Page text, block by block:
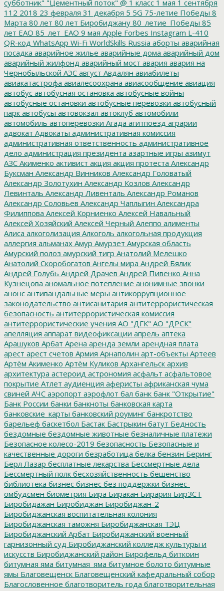
субботник" "Цементный поток" @ 1 класс 1 мая 1 сентября
112 2018 23 февраля 31 декабря 5 5G 75-летие Победы 8
Марта 80 лет 80 лет Биробиджану 80_летие_Победы 85
лет ЕАО 85_лет_ЕАО 9 мая Apple Forbes Instagram L-410
QR-код WhatsApp Wi-Fi WorldSkills Russia аборты аварийная
посадка аварийное жилье аварийные дома аварийный дом
аварийный жилфонд аварийный мост авария авария на
Чернобыльской АЭС август Авдалян авиабилеты
авиакатастрофа авиалесоохрана авиасообщение авиация
автобус автобусная остановка автобусные войны
автобусные остановки автобусные перевозки автобусный
парк автобусы автовокзал автоклуб автомобили
автомобиль автоперевозки Агада агитпоезд аграрии
адвокат Адвокаты административная комиссия
административная ответственность административное
дело администрация президента азартные игры азимут
АЗС Акименко активист акция акция протеста Александр
Буксман Александр Винников Александр Головатый
Александр Золотухин Александр Козлов Александр
Левинталь Александр Ливенталь Александр Романов
Александр Соловьев Александр Чаплыгин Александра
Филиппова Алексей Корниенко Алексей Навальный
Алексей Хозяйский Алексей Черный Алеппо алименты
Алиса алкоголизация Алкоголь алкогольная продукция
аллергия альманах Амур Амурзет Амурская область
Амурский полоз амурский тигр Анатолий Мелешко
Анатолий Скоробогатов Ангелы мира Андрей Бялик
Андрей Голубь Андрей Драчев Андрей Пивенко Анна
Кузнецова аномальное потепление анонимные звонки
анонс антивандальные меры антикоррупционное
законодательство антисанитария антитеррористическая
безопасность антитеррористическая комиссия
антитеррористические учения АО "ДГК" АО "ДРСК"
апелляция аппарат видеофиксации апрель аптека
Арашуков Арбат Арена аренда земли арендная плата
арест арест счетов Армия Арнаполин арт-объекты Артеев
Артём Акименко Артём Куликов Архангельск архив
архитектура астероид астрономия асфальт асфальтовое
покрытие Атлет аудиенция аферисты африканская чума
свиней АЧС аэропорт аэрофлот бал банк банк "Открытие"
Банк России банки банкноты банковская карта
банковские_карты банковский роуминг банкротство
барельеф баскетбол Бастак Бастрыкин батут Бедность
бездомные бездомные животные безналичные платежи
Безопасное колесо-2019 безопасность Безопасные и
качественные дороги безработица белка бензин Беринг
Берл Лазар бесплатные лекарства Бессмертные дела
Бессмертный полк бесхозяйственность бешенство
библиотека бизнес бизнес без поддержки бизнес-
омбудсмен биометрия Бира Биракан Бирария БирЗСТ
Биробидажан Биробиджан Биробиджан-2
Биробиджанская воспитательная колония
Биробиджанская таможня Биробиджанская ТЭЦ
Биробиджанский Арбат Биробиджанский военный
гарнизонный суд Биробиджанский колледж культуры и
искусств Биробиджанский район Бирофельд биткоин
битумная яма битумная_яма битумное болото битумные
ямы Благовещенск Благовещенский кафедральный собор
Благословенное благотворитель года благотворительная